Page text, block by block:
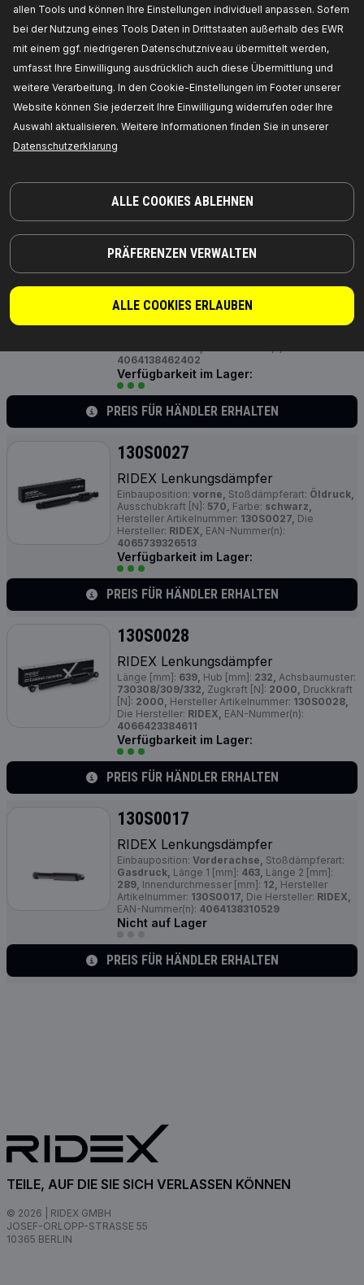
allen Tools und können Ihre Einstellungen individuell anpassen. Sofern
bei der Nutzung eines Tools Daten in Drittstaaten außerhalb des EWR
mit einem ggf. niedrigeren Datenschutzniveau übermittelt werden,
umfasst Ihre Einwilligung ausdrücklich auch diese Übermittlung und
weitere Verarbeitung. In den Cookie-Einstellungen im Footer unserer
Website können Sie jederzeit Ihre Einwilligung widerrufen oder Ihre
Auswahl aktualisieren. Weitere Informationen finden Sie in unserer
Datenschutzerklarung
ALLE COOKIES ABLEHNEN
PRÄFERENZEN VERWALTEN
ALLE COOKIES ERLAUBEN
PREIS FÜR HÄNDLER ERHALTEN
130S0020
RIDEX Lenkungsdämpfer
630, Stoßdämpferart:
Zylinderkolbendurchmesser [mm]:27,6,min.
130S0022
RIDEX Lenkungsdämpfer
Stoßdämpfer-System:Zweirohr,
Stoßdämpferart:Öldruck,Stoßdämpfer-
Befestigungsart:oben Stift, unten Auge,
4064138462402
Verfügbarkeit im Lager:
PREIS FÜR HÄNDLER ERHALTEN
130S0027
RIDEX Lenkungsdämpfer
Einbauposition: vorne, Stoßdämpferart: Öldruck,
Ausschubkraft [N]: 570, Farbe: schwarz,
Hersteller Artikelnummer: 130S0027, Die
Hersteller: RIDEX, EAN-Nummer(n):
4065739326513
Verfügbarkeit im Lager:
PREIS FÜR HÄNDLER ERHALTEN
130S0028
RIDEX Lenkungsdämpfer
Länge [mm]: 639, Hub [mm]: 232, Achsbaumuster:
730308/309/332, Zugkraft [N]: 2000, Druckkraft
[N]: 2000, Hersteller Artikelnummer: 130S0028,
Die Hersteller: RIDEX, EAN-Nummer(n):
4066423384611
Verfügbarkeit im Lager:
PREIS FÜR HÄNDLER ERHALTEN
130S0017
RIDEX Lenkungsdämpfer
Einbauposition: Vorderachse, Stoßdämpferart:
Gasdruck, Länge 1 [mm]: 463, Länge 2 [mm]:
289, Innendurchmesser [mm]: 12, Hersteller
Artikelnummer: 130S0017, Die Hersteller: RIDEX,
EAN-Nummer(n): 4064138310529
Nicht auf Lager
PREIS FÜR HÄNDLER ERHALTEN
TEILE, AUF DIE SIE SICH VERLASSEN KÖNNEN
© 2026 | RIDEX GMBH
JOSEF-ORLOPP-STRASSE 55
10365 BERLIN